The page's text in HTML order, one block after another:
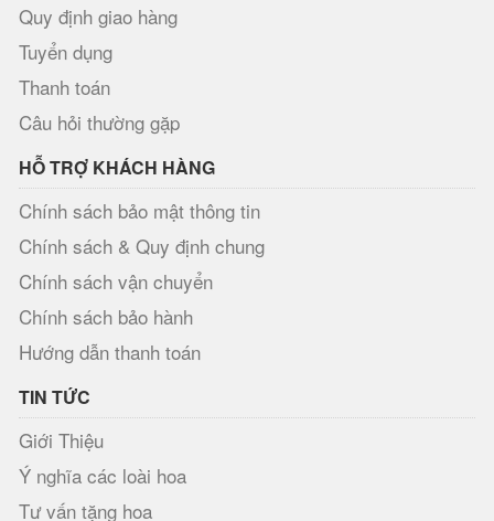
Quy định giao hàng
Tuyển dụng
Thanh toán
Câu hỏi thường gặp
HỖ TRỢ KHÁCH HÀNG
Chính sách bảo mật thông tin
Chính sách & Quy định chung
Chính sách vận chuyển
Chính sách bảo hành
Hướng dẫn thanh toán
TIN TỨC
Giới Thiệu
Ý nghĩa các loài hoa
Tư vấn tặng hoa